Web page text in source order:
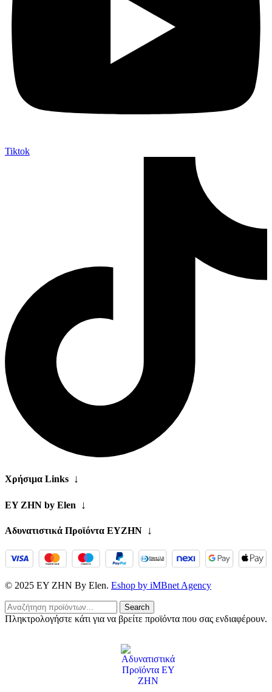
Tiktok
Χρήσιμα Links ↓
EY ZHN by Elen ↓
Αδυνατιστικά Προϊόντα ΕΥΖΗΝ ↓
© 2025 EY ZHN By Elen. Eshop by iMBnet Agency
Search
Πληκτρολογήστε κάτι για να βρείτε προϊόντα που σας ενδιαφέρουν.